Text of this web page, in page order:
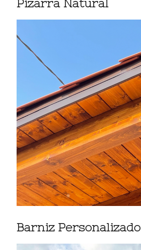
Pizarra Natural
Barniz Personalizado